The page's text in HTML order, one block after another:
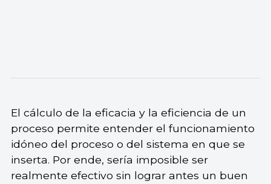
El cálculo de la eficacia y la eficiencia de un
proceso permite entender el funcionamiento
idóneo del proceso o del sistema en que se
inserta. Por ende, sería imposible ser
realmente efectivo sin lograr antes un buen